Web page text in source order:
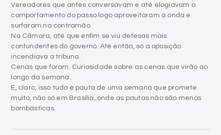
Vereadores que antes conversavam e até elogiavam o
comportamento do passo logo aproveitaram a onda e
surfaram na contramão.
Na Câmara, até que enfim se viu defesas mais
contundentes do governo. Até então, só a oposição
incendiava a tribuna.
Cenas que foram. Curiosidade sobre as cenas que virão ao
longo da semana.
E, claro, isso tudo é pauta de uma semana que promete
muito, não só em Brasília, onde as pautas não são menos
bombásticas.